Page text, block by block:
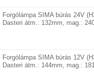
Forgólámpa SIMA búrás 24V
Dasteri átm.: 132mm, mag.:
Forgólámpa SIMA búrás 12V
Dasteri átm.: 144mm, mag.: